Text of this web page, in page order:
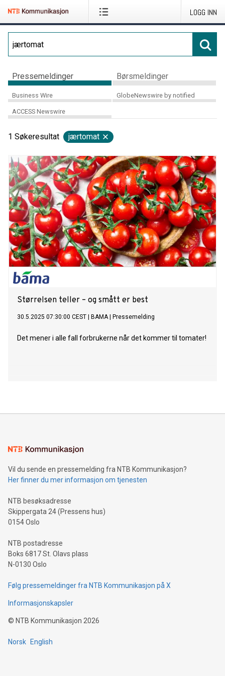
LOGG INN
Pressemeldinger Børsmeldinger
Business Wire GlobeNewswire by notified
ACCESS Newswire
1 Søkeresultat jærtomat
Størrelsen teller – og smått er best
30.5.2025 07:30:00 CEST BAMA| Pressemelding
Det mener i alle fall forbrukerne når det kommer til tomater!
Vil du sende en pressemelding fra NTB Kommunikasjon?
Her finner du mer informasjon om tjenesten
NTB besøksadresse
Skippergata 24 (Pressens hus)
0154 Oslo
NTB postadresse
Boks 6817 St. Olavs plass
N-0130 Oslo
Følg pressemeldinger fra NTB Kommunikasjon på X
Informasjonskapsler
© NTB Kommunikasjon 2026
Norsk English